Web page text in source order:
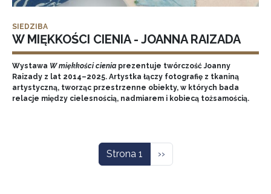
SIEDZIBA
W MIĘKKOŚCI CIENIA - JOANNA RAIZADA
Wystawa W miękkości cieniaprezentuje twórczość Joanny
Raizady z lat 2014–2025. Artystka łączy fotografię z tkaniną
artystyczną, tworząc przestrzenne obiekty, w których bada
relacje między cielesnością, nadmiarem i kobiecą tożsamością.
Strona 1 Następna strona
››